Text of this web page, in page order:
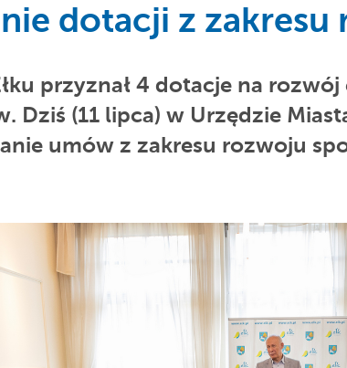
dotacji z
przyznał 4 dotacje na
Dziś (11 lipca) w Urzędzie
umów z zakresu rozwoju